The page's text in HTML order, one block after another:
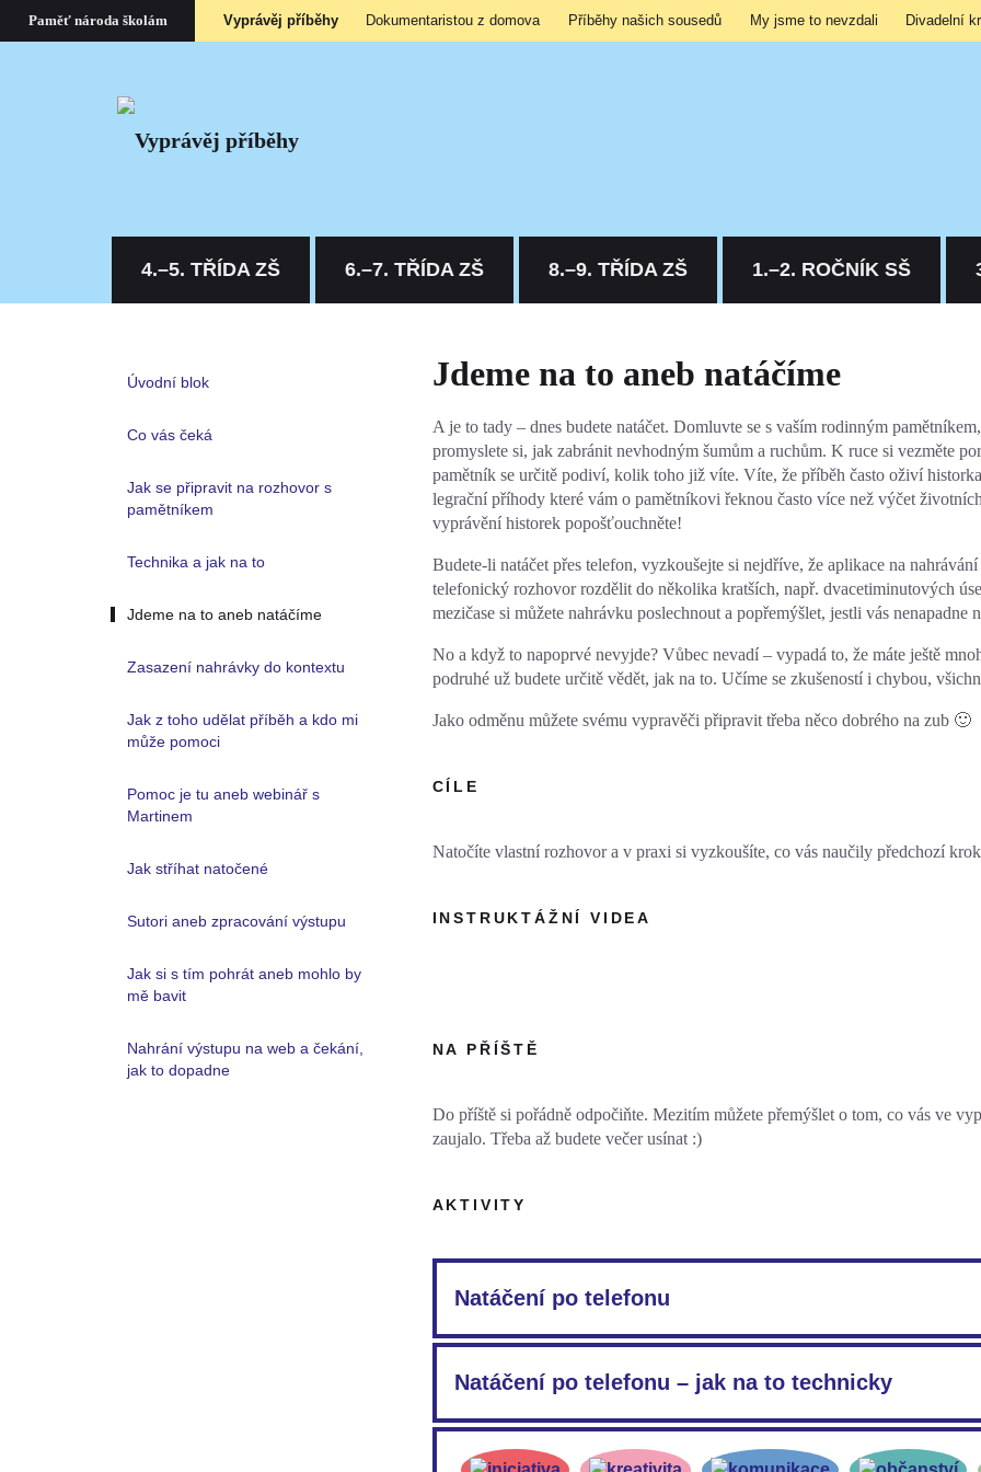
Paměť národa školám Vyprávěj příběhy Dokumentaristou z domova Příběhy našich sousedů My jsme to nevzdali Divadelní
4.–5. TŘÍDA ZŠ 6.–7. TŘÍDA ZŠ 8.–9. TŘÍDA ZŠ 1.–2. ROČNÍK SŠ
Úvodní blok
Co vás čeká
Jak se připravit na rozhovor s
pamětníkem
Technika a jak na to
Jdeme na to aneb natáčíme
Zasazení nahrávky do kontextu
Jak z toho udělat příběh a kdo mi
může pomoci
Pomoc je tu aneb webinář s
Martinem
Jak stříhat natočené
Sutori aneb zpracování výstupu
Jak si s tím pohrát aneb mohlo by
mě bavit
Nahrání výstupu na web a čekání,
jak to dopadne
Jdeme na to aneb natáčíme
A je to tady – dnes budete natáčet. Domluvte se s vaším rodinným
promyslete si, jak zabránit nevhodným šumům a ruchům. K ruce si vezměte
pamětník se určitě podiví, kolik toho již víte. Víte, že příběh často oživí
legrační příhody které vám o pamětníkovi řeknou často více než výčet
vyprávění historek popošťouchněte!
Budete-li natáčet přes telefon, vyzkoušejte si nejdříve, že aplikace na
telefonický rozhovor rozdělit do několika kratších, např. dvacetiminutových
mezičase si můžete nahrávku poslechnout a popřemýšlet, jestli vás nenapadne
No a když to napoprvé nevyjde? Vůbec nevadí – vypadá to, že máte ještě
podruhé už budete určitě vědět, jak na to. Učíme se zkušeností i chybou,
Jako odměnu můžete svému vypravěči připravit třeba něco dobrého na zub 🙂
CÍLE
Natočíte vlastní rozhovor a v praxi si vyzkoušíte, co vás naučily předchozí
INSTRUKTÁŽNÍ VIDEA
NA PŘÍŠTĚ
Do příště si pořádně odpočiňte. Mezitím můžete přemýšlet o tom, co vás ve
zaujalo. Třeba až budete večer usínat :)
AKTIVITY
Natáčení po telefonu
Natáčení pamětníka po telefonu je specifická disciplína: Nebude zřejmě
publikováním částí nahrávky (což budete potřebovat při tvorbě svého
rozhovoru souhlas telefonický. Poproste pamětníka, ať řekne své celé
můžete zeptat třeba takto:
Souhlasíte s tím, že náš hovor nahrávám a že to, co vytvořím, bude
Natáčení po telefonu – jak na to technicky
Podívejte se na naše instruktážní video Aplikace na nahrávání po telefonu: